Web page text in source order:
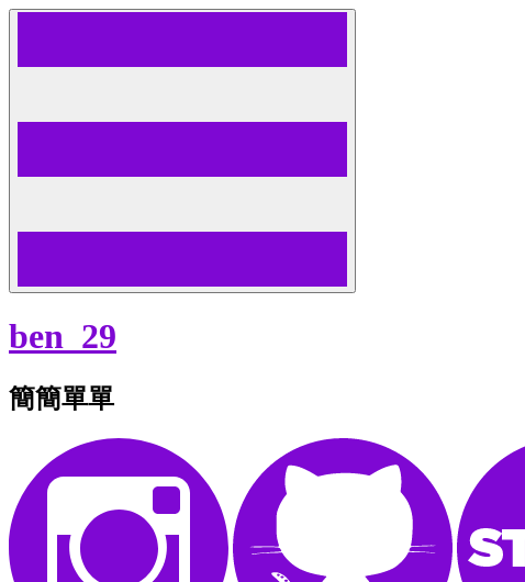
Skip
ben_29
簡簡單單